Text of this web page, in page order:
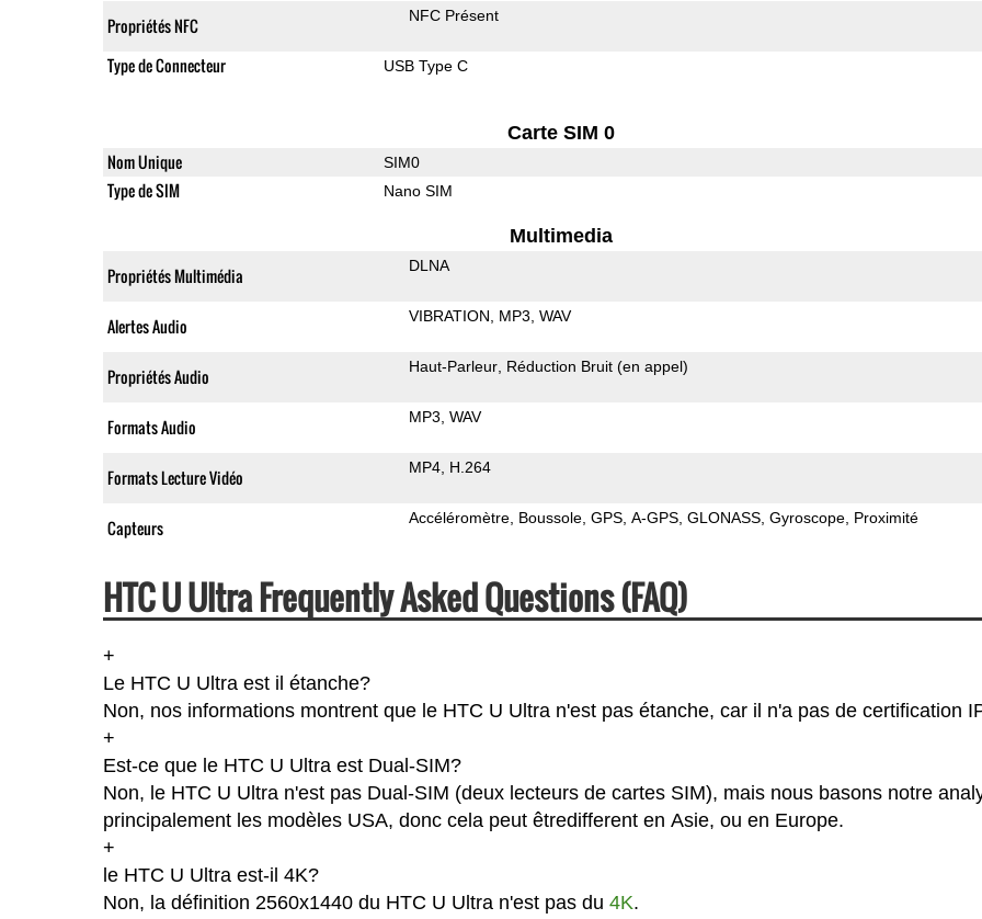
Propriétés NFC NFC Présent
Type de Connecteur USB Type C
Carte SIM 0
Nom Unique SIM0
Type de SIM Nano SIM
Multimedia
Propriétés Multimédia DLNA
Alertes Audio VIBRATION MP3 WAV
Propriétés Audio Haut-Parleur Réduction Bruit (en appel)
Formats Audio MP3 WAV
Formats Lecture Vidéo MP4 H.264
Capteurs Accéléromètre Boussole GPS A-GPS GLONASS Gyroscope Proximité
HTC U Ultra Frequently Asked Questions (FAQ)
+
Le HTC U Ultra est il étanche?
Non, nos informations montrent que le HTC U Ultra n'est pas étanche, car il n'a pas de certification
+
Est-ce que le HTC U Ultra est Dual-SIM?
Non, le HTC U Ultra n'est pas Dual-SIM (deux lecteurs de cartes SIM), mais nous basons notre
principalement les modèles USA, donc cela peut êtredifferent en Asie, ou en Europe.
+
le HTC U Ultra est-il 4K?
Non, la définition 2560x1440 du HTC U Ultra n'est pas du 4K.